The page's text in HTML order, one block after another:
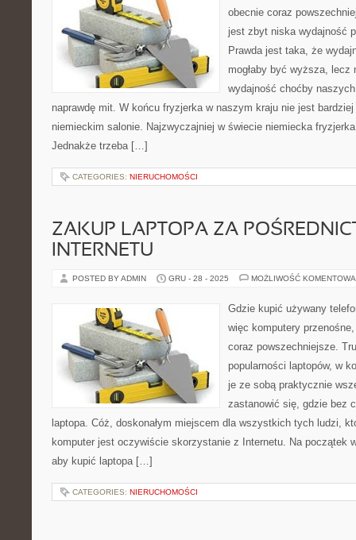
obecnie coraz
jest zbyt niska wydajność
Prawda jest taka, że
mogłaby być wyższa,
wydajność choćby
naprawdę mit. W końcu fryzjerka w naszym kraju nie jest
niemieckim salonie. Najzwyczajniej w świecie niemiecka
Jednakże trzeba […]
CATEGORIES: NIERUCHOMOŚCI
ZAKUP LAPTOPA ZA
INTERNETU
POSTED BY ADMIN GRU - 28 - 2025 MOŻLIWOŚĆ
Gdzie kupić używany
więc komputery
coraz powszechniejsze.
popularności laptopów, w
je ze sobą praktycznie
zastanowić się, gdzie bez
laptopa. Cóż, doskonałym miejscem dla wszystkich tych ludzi,
komputer jest oczywiście skorzystanie z Internetu. Na początek
aby kupić laptopa […]
CATEGORIES: NIERUCHOMOŚCI